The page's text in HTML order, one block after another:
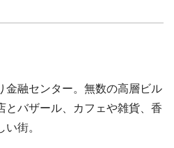
金融センター。無数の高層ビル
とバザール、カフェや雑貨、香
街。